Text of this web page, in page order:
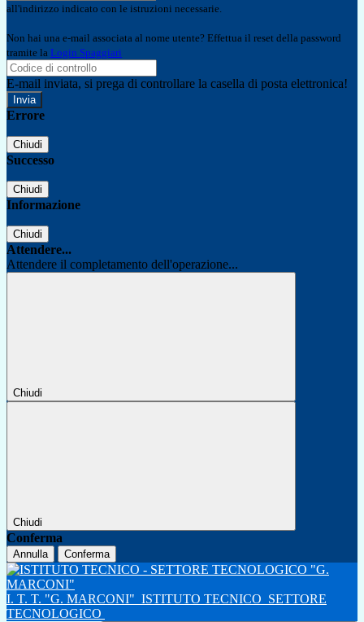
all'indirizzo indicato con le istruzioni necessarie.
Non hai una e-mail associata al nome utente? Effettua il reset della password
tramite la Login Spaggiari
E-mail inviata, si prega di controllare la casella di posta elettronica!
Errore
Chiudi
Successo
Chiudi
Informazione
Chiudi
Attendere...
Attendere il completamento dell'operazione...
Chiudi
Chiudi
Conferma
Annulla Conferma
I. T. T. "G. MARCONI" ISTITUTO TECNICO SETTORE
TECNOLOGICO